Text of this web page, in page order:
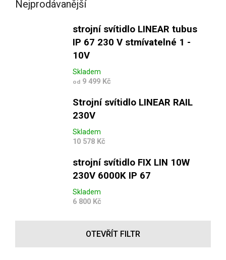
Nejprodávanější
strojní svítidlo LINEAR tubus
IP 67 230 V stmívatelné 1 -
10V
Skladem
od9 499 Kč
Strojní svítidlo LINEAR RAIL
230V
Skladem
10 578 Kč
strojní svítidlo FIX LIN 10W
230V 6000K IP 67
Skladem
6 800 Kč
OTEVŘÍT FILTR